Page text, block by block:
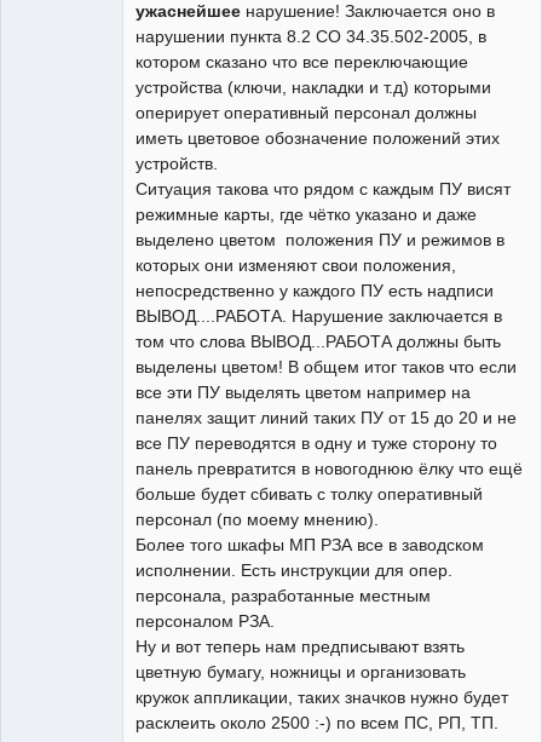
ужаснейшее нарушение! Заключается оно в
нарушении пункта 8.2 СО 34.35.502-2005, в
котором сказано что все переключающие
устройства (ключи, накладки и т.д) которыми
оперирует оперативный персонал должны
иметь цветовое обозначение положений этих
устройств.
Ситуация такова что рядом с каждым ПУ висят
режимные карты, где чётко указано и даже
выделено цветом положения ПУ и режимов в
которых они изменяют свои положения,
непосредственно у каждого ПУ есть надписи
ВЫВОД....РАБОТА. Нарушение заключается в
том что слова ВЫВОД...РАБОТА должны быть
выделены цветом! В общем итог таков что если
все эти ПУ выделять цветом например на
панелях защит линий таких ПУ от 15 до 20 и не
все ПУ переводятся в одну и туже сторону то
панель превратится в новогоднюю ёлку что ещё
больше будет сбивать с толку оперативный
персонал (по моему мнению).
Более того шкафы МП РЗА все в заводском
исполнении. Есть инструкции для опер.
персонала, разработанные местным
персоналом РЗА.
Ну и вот теперь нам предписывают взять
цветную бумагу, ножницы и организовать
кружок аппликации, таких значков нужно будет
расклеить около 2500 :-) по всем ПС, РП, ТП.